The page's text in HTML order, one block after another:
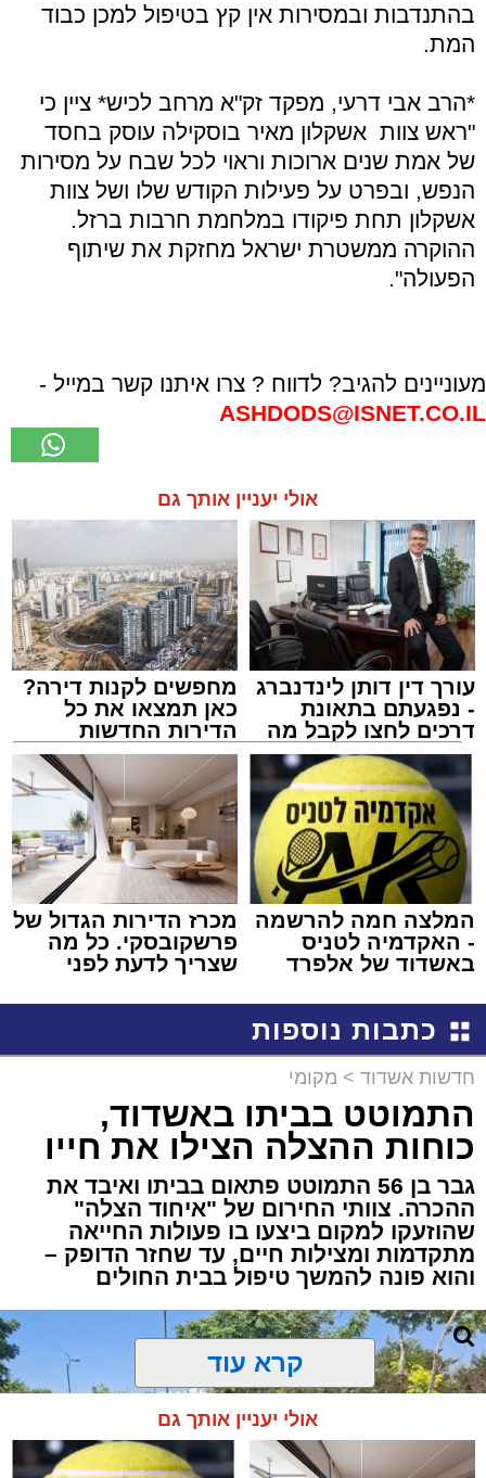
בהתנדבות ובמסירות אין קץ בטיפול למכן כבוד
המת.
*הרב אבי דרעי, מפקד זק"א מרחב לכיש* ציין כי
"ראש צוות אשקלון מאיר בוסקילה עוסק בחסד
של אמת שנים ארוכות וראוי לכל שבח על מסירות
הנפש, ובפרט על פעילות הקודש שלו ושל צוות
אשקלון תחת פיקודו במלחמת חרבות ברזל.
ההוקרה ממשטרת ישראל מחזקת את שיתוף
הפעולה".
מעוניינים להגיב? לדווח ? צרו איתנו קשר במייל -
ASHDODS@ISNET.CO.IL
אולי יעניין אותך גם
עורך דין דותן לינדנברג
- נפגעתם בתאונת
דרכים לחצו לקבל מה
שמגיע לכם
מחפשים לקנות דירה?
כאן תמצאו את כל
הדירות החדשות
למכירה באשדוד >>>
המלצה חמה להרשמה
- האקדמיה לטניס
באשדוד של אלפרד
מכרז הדירות הגדול של
פרשקובסקי. כל מה
שצריך לדעת לפני
באשדוד
כתבות נוספות
חדשות אשדוד > מקומי
התמוטט בביתו באשדוד,
כוחות ההצלה הצילו את חייו
גבר בן 56 התמוטט פתאום בביתו ואיבד את
ההכרה. צוותי החירום של "איחוד הצלה"
שהוזעקו למקום ביצעו בו פעולות החייאה
מתקדמות ומצילות חיים, עד שחזר הדופק –
והוא פונה להמשך טיפול בבית החולים
קרא עוד
אולי יעניין אותך גם